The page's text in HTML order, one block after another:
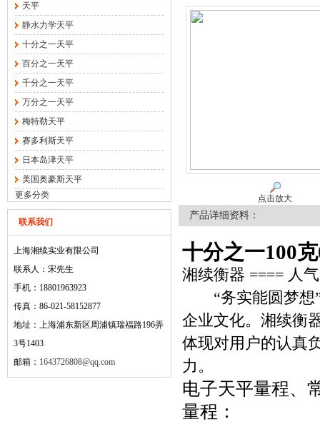
天平
静水力学天平
十分之一天平
百分之一天平
千分之一天平
万分之一天平
梅特勒天平
赛多利斯天平
日本岛津天平
美国奥豪斯天平
更多分类
联系我们
上海湘续实业有限公司
联系人：宋先生
手机：18801963923
传真：86-021-58152877
地址：上海浦东新区周浦镇瑞福路196弄
3号1403
邮箱： 1643726808@qq.com
点击放大
产品详细资料：
十分之一100
湘续衡器 ==== 人
“务实能圆梦想”
企业文化。湘续衡
体现对用户的认真
力。
电子天平量程、
量程：